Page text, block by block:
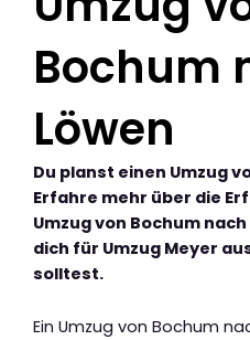
Bochum
Löwen
Du planst einen Umzug
Erfahre mehr über die
Umzug von Bochum
dich für Umzug Meyer
solltest.
Ein Umzug von Bochum